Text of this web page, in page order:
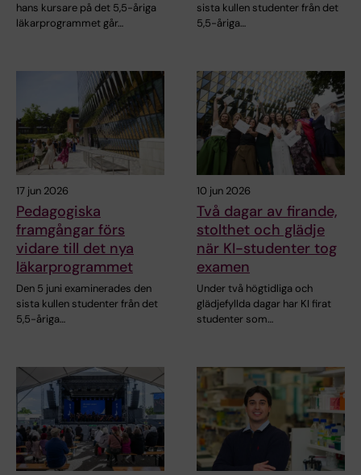
hans kursare på det 5,5-åriga
läkarprogrammet går…
sista kullen studenter från det
5,5-åriga…
17 jun 2026
Pedagogiska
framgångar förs
vidare till det nya
läkarprogrammet
Den 5 juni examinerades den
sista kullen studenter från det
5,5-åriga…
10 jun 2026
Två dagar av firande,
stolthet och glädje
när KI-studenter tog
examen
Under två högtidliga och
glädjefyllda dagar har KI firat
studenter som…